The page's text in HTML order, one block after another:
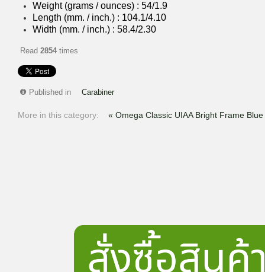
Weight (grams / ounces) : 54/1.9
Length (mm. / inch.) : 104.1/4.10
Width (mm. / inch.) : 58.4/2.30
Read 2854 times
Published in Carabiner
More in this category: « Omega Classic UIAA Bright Frame